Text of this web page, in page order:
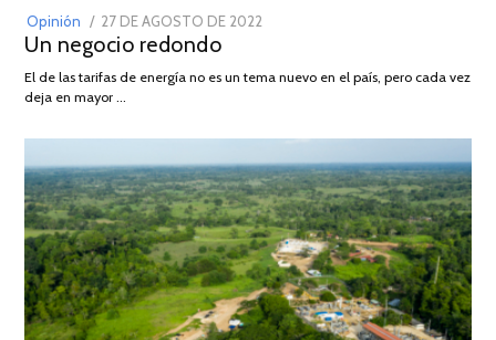
Opinión
POSTED
ON
27 DE AGOSTO DE 2022
DE
Un negocio redondo
El de las tarifas de energía no es un tema nuevo en el país, pero cada vez
deja en mayor …